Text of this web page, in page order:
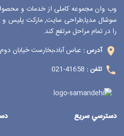
وب وان مجموعه کاملی از خدمات و
سوشال مدیا,طراحی سایت, مارکت پلیس و
را در تمام مراحل مرتفع کند.
آدرس : عباس آباد،بخارست خیابان دوم،پلاک 8
تلفن : 41658-021
دسترسي سريع